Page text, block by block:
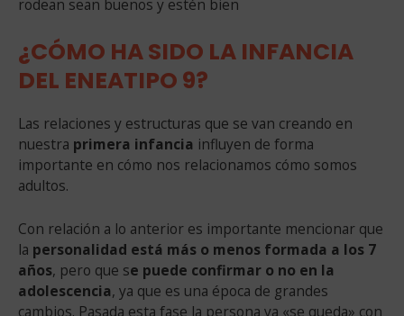
rodean sean buenos y estén bien
¿CÓMO HA SIDO LA INFANCIA
DEL ENEATIPO 9?
Las relaciones y estructuras que se van creando en
nuestra primera infancia influyen de forma
importante en cómo nos relacionamos cómo somos
adultos.
Con relación a lo anterior es importante mencionar que
la personalidad está más o menos formada a los 7
años, pero que se puede confirmar o no en la
adolescencia, ya que es una época de grandes
cambios. Pasada esta fase la persona ya «se queda» con